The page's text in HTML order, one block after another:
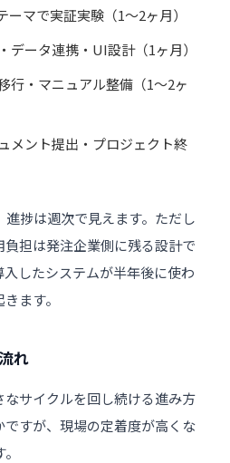
マで実証実験（1〜2ヶ月）
データ連携・UI設計（1ヶ月）
行・マニュアル整備（1〜2ヶ
メント提出・プロジェクト終
捗は週次で見えます。ただし
負担は発注企業側に残る設計で
したシステムが半年後に使わ
ます。
れ
サイクルを回し続ける進み方
すが、現場の定着度が高くな